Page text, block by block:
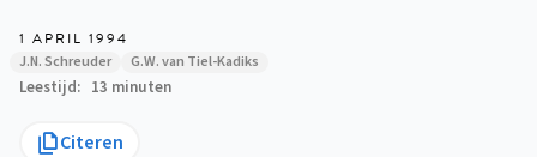
1 APRIL 1994
J.N. Schreuder G.W. van Tiel-Kadiks
Leestijd 13 minuten
Citeren